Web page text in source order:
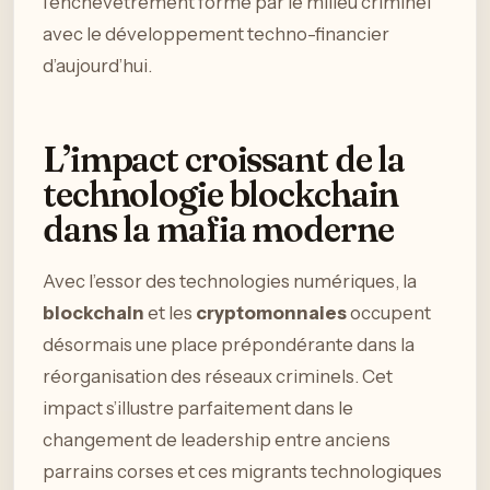
avec le développement techno-financier
d’aujourd’hui.
L’impact croissant de la
technologie blockchain
dans la mafia moderne
Avec l’essor des technologies numériques, la
blockchain et les cryptomonnaiesoccupent
désormais une place prépondérante dans la
réorganisation des réseaux criminels. Cet
impact s’illustre parfaitement dans le
changement de leadership entre anciens
parrains corses et ces migrants technologiques